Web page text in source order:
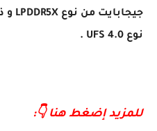
نوع UFS 4.0 .
للمزيد إضغط هنا 👇: